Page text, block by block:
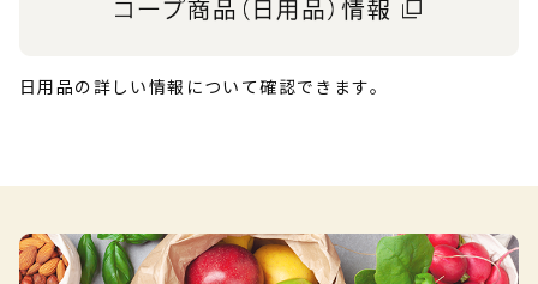
日用品の詳しい情報について確認できます。